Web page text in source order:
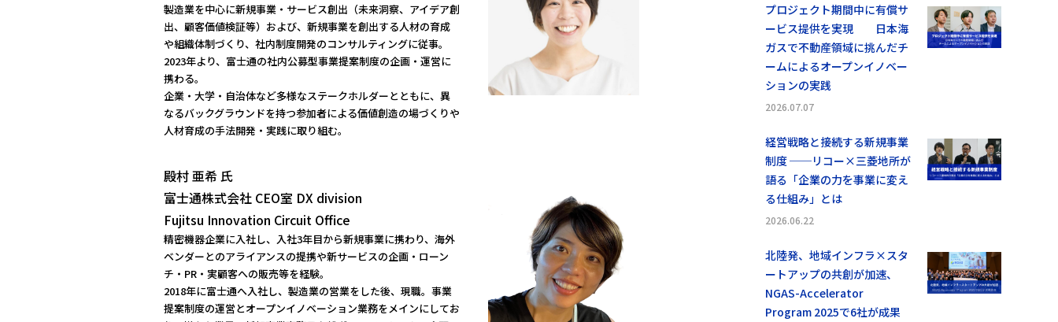
製造業を中心に新規事業・サービス創出（未来洞察、アイデア創
出、顧客価値検証等）および、新規事業を創出する人材の育成
や組織体制づくり、社内制度開発のコンサルティングに従事。
2023年より、富士通の社内公募型事業提案制度の企画・運営に
携わる。
企業・大学・自治体など多様なステークホルダーとともに、異
なるバックグラウンドを持つ参加者による価値創造の場づくりや
人材育成の手法開発・実践に取り組む。
殿村 亜希 氏
富士通株式会社 CEO室 DX division
Fujitsu Innovation Circuit Office
精密機器企業に入社し、入社3年目から新規事業に携わり、海外
ベンダーとのアライアンスの提携や新サービスの企画・ローン
チ・PR・実顧客への販売等を経験。
2018年に富士通へ入社し、製造業の営業をした後、現職。事業
提案制度の運営とオープンイノベーション業務をメインにしてお
プロジェクト期間中に有償サ
ービス提供を実現 日本海
ガスで不動産領域に挑んだチ
ームによるオープンイノベー
ションの実践
2026.07.07
経営戦略と接続する新規事業
制度 ──リコー×三菱地所が
語る「企業の力を事業に変え
る仕組み」とは
2026.06.22
北陸発、地域インフラ×スタ
ートアップの共創が加速、
NGAS-Accelerator
Program 2025で6社が成果